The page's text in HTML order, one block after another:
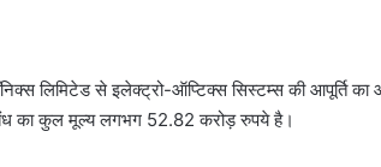
लिमिटेड से इलेक्ट्रो-ऑप्टिक्स सिस्टम्स की आपूर्ति का
का कुल मूल्य लगभग 52.82 करोड़ रुपये है।